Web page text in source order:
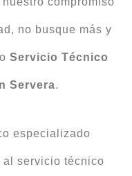
no busque más y
Servicio Técnico
Servera.
especializado
al servicio técnico